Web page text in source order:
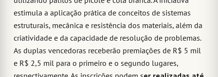
estimula a aplicação prática de conceitos de sistemas
estruturais, mecânica e resistência dos materiais, além da
criatividade e da capacidade de resolução de problemas.
As duplas vencedoras receberão premiações de R$ 5 mil
e R$ 2,5 mil para o primeiro e o segundo lugares,